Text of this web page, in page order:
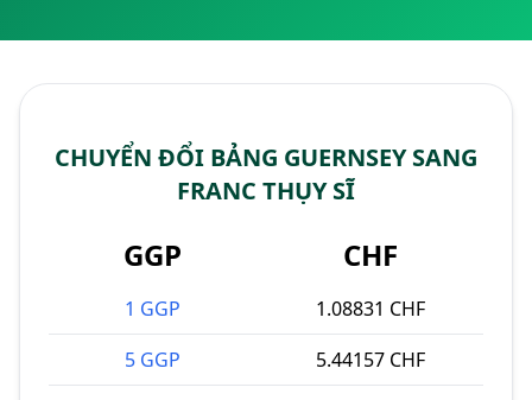
CHUYỂN ĐỔI BẢNG GUERNSEY SANG
FRANC THỤY SĨ
GGP CHF
1 GGP
1.08831 CHF
5 GGP
5.44157 CHF